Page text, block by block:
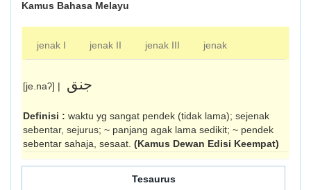
Kamus Bahasa Melayu
jenak I jenak II jenak III jenak
[je.naʔ] | جنق
Definisi : waktu yg sangat pendek (tidak lama); sejenak
sebentar, sejurus; ~ panjang agak lama sedikit; ~ pendek
sebentar sahaja, sesaat. (Kamus Dewan Edisi Keempat)
Tesaurus